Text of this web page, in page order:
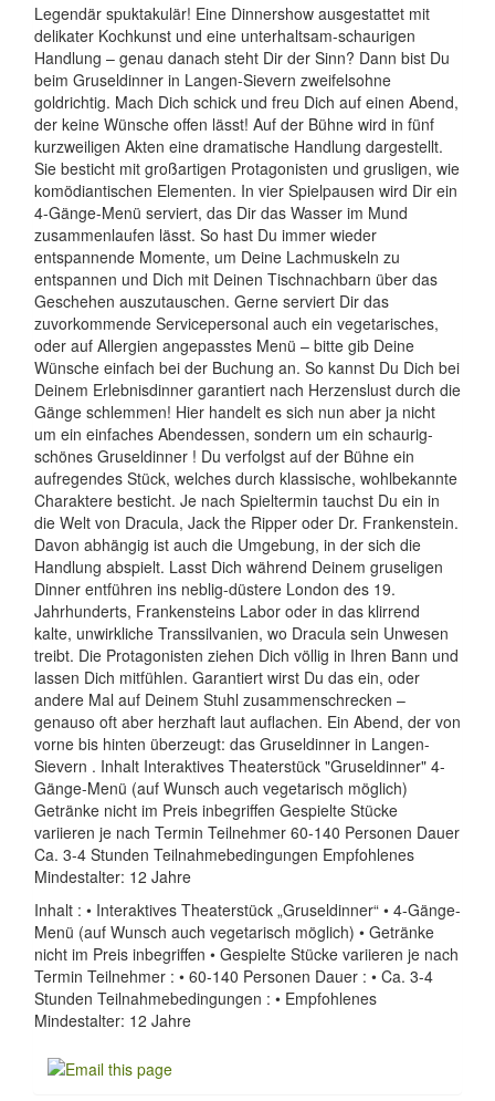
Legendär spuktakulär! Eine Dinnershow ausgestattet mit
delikater Kochkunst und eine unterhaltsam-schaurigen
Handlung – genau danach steht Dir der Sinn? Dann bist Du
beim Gruseldinner in Langen-Sievern zweifelsohne
goldrichtig. Mach Dich schick und freu Dich auf einen Abend,
der keine Wünsche offen lässt! Auf der Bühne wird in fünf
kurzweiligen Akten eine dramatische Handlung dargestellt.
Sie besticht mit großartigen Protagonisten und grusligen, wie
komödiantischen Elementen. In vier Spielpausen wird Dir ein
4-Gänge-Menü serviert, das Dir das Wasser im Mund
zusammenlaufen lässt. So hast Du immer wieder
entspannende Momente, um Deine Lachmuskeln zu
entspannen und Dich mit Deinen Tischnachbarn über das
Geschehen auszutauschen. Gerne serviert Dir das
zuvorkommende Servicepersonal auch ein vegetarisches,
oder auf Allergien angepasstes Menü – bitte gib Deine
Wünsche einfach bei der Buchung an. So kannst Du Dich bei
Deinem Erlebnisdinner garantiert nach Herzenslust durch die
Gänge schlemmen! Hier handelt es sich nun aber ja nicht
um ein einfaches Abendessen, sondern um ein schaurig-
schönes Gruseldinner ! Du verfolgst auf der Bühne ein
aufregendes Stück, welches durch klassische, wohlbekannte
Charaktere besticht. Je nach Spieltermin tauchst Du ein in
die Welt von Dracula, Jack the Ripper oder Dr. Frankenstein.
Davon abhängig ist auch die Umgebung, in der sich die
Handlung abspielt. Lasst Dich während Deinem gruseligen
Dinner entführen ins neblig-düstere London des 19.
Jahrhunderts, Frankensteins Labor oder in das klirrend
kalte, unwirkliche Transsilvanien, wo Dracula sein Unwesen
treibt. Die Protagonisten ziehen Dich völlig in Ihren Bann und
lassen Dich mitfühlen. Garantiert wirst Du das ein, oder
andere Mal auf Deinem Stuhl zusammenschrecken –
genauso oft aber herzhaft laut auflachen. Ein Abend, der von
vorne bis hinten überzeugt: das Gruseldinner in Langen-
Sievern . Inhalt Interaktives Theaterstück "Gruseldinner" 4-
Gänge-Menü (auf Wunsch auch vegetarisch möglich)
Getränke nicht im Preis inbegriffen Gespielte Stücke
variieren je nach Termin Teilnehmer 60-140 Personen Dauer
Ca. 3-4 Stunden Teilnahmebedingungen Empfohlenes
Mindestalter: 12 Jahre
Inhalt : • Interaktives Theaterstück „Gruseldinner“ • 4-Gänge-
Menü (auf Wunsch auch vegetarisch möglich) • Getränke
nicht im Preis inbegriffen • Gespielte Stücke variieren je nach
Termin Teilnehmer : • 60-140 Personen Dauer : • Ca. 3-4
Stunden Teilnahmebedingungen : • Empfohlenes
Mindestalter: 12 Jahre